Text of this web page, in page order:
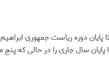
دوره ریاست جمهوری